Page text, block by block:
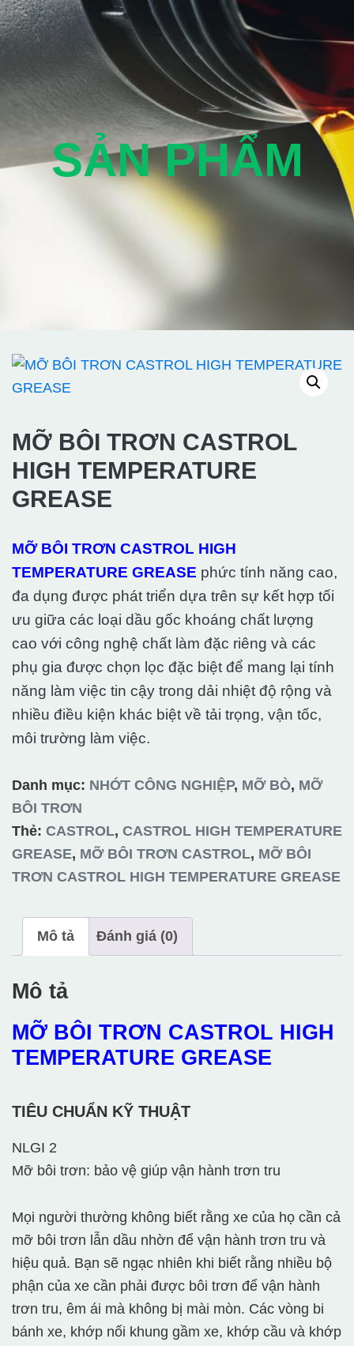
SẢN PHẨM
MỠ BÔI TRƠN CASTROL
HIGH TEMPERATURE
GREASE
MỠ BÔI TRƠN CASTROL HIGH
TEMPERATURE GREASE phức tính năng cao,
đa dụng được phát triển dựa trên sự kết hợp tối
ưu giữa các loại dầu gốc khoáng chất lượng
cao với công nghệ chất làm đặc riêng và các
phụ gia được chọn lọc đặc biệt để mang lại tính
năng làm việc tin cậy trong dải nhiệt độ rộng và
nhiều điều kiện khác biệt về tải trọng, vận tốc,
môi trường làm việc.
Danh mục: NHỚT CÔNG NGHIỆP, MỠ BÒ, MỠ
BÔI TRƠN
Thẻ: CASTROL, CASTROL HIGH TEMPERATURE
GREASE, MỠ BÔI TRƠN CASTROL, MỠ BÔI
TRƠN CASTROL HIGH TEMPERATURE GREASE
Mô tả Đánh giá (0)
Mô tả
MỠ BÔI TRƠN CASTROL HIGH
TEMPERATURE GREASE
TIÊU CHUẨN KỸ THUẬT
NLGI 2
Mỡ bôi trơn: bảo vệ giúp vận hành trơn tru
Mọi người thường không biết rằng xe của họ cần cả
mỡ bôi trơn lẫn dầu nhờn để vận hành trơn tru và
hiệu quả. Bạn sẽ ngạc nhiên khi biết rằng nhiều bộ
phận của xe cần phải được bôi trơn để vận hành
trơn tru, êm ái mà không bị mài mòn. Các vòng bi
bánh xe, khớp nối khung gầm xe, khớp cầu và khớp